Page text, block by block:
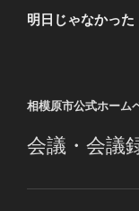
ゲ
ン
の
明日じゃなかった
相模原市公式ホーム
会議・会議